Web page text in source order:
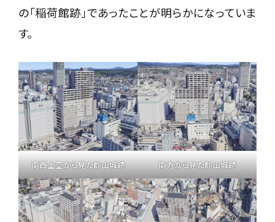
の「稲荷館跡」であったことが明らかになっていま
す。
南西上空から見た郡山城跡 南方から見た郡山城跡